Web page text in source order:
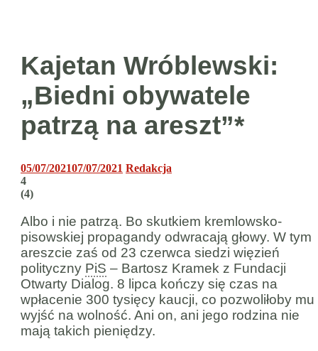
Kajetan Wróblewski:
„Biedni obywatele
patrzą na areszt”*
05/07/202107/07/2021 Redakcja
4
(4)
Albo i nie patrzą. Bo skutkiem kremlowsko-
pisowskiej propagandy odwracają głowy. W tym
areszcie zaś od 23 czerwca siedzi więzień
polityczny PiS – Bartosz Kramek z Fundacji
Otwarty Dialog. 8 lipca kończy się czas na
wpłacenie 300 tysięcy kaucji, co pozwoliłoby mu
wyjść na wolność. Ani on, ani jego rodzina nie
mają takich pieniędzy.